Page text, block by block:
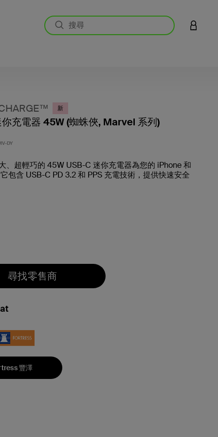
登入您
新
充電器 45W (蜘蛛俠, Marvel 系列)
DY
、超輕巧的 45W USB-C 迷你充電器為您的 iPhone 和
包含 USB-C PD 3.2 和 PPS 充電技術，提供快速安全
尋找零售商
豐澤